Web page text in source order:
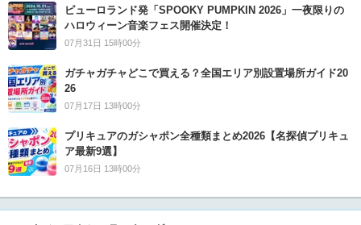
ピューロランド発「SPOOKY PUMPKIN 2026」一夜限りの
ハロウィーン音楽フェス開催決定！
07月31日 15時00分
ガチャガチャどこで買える？全国エリア別設置場所ガイド20
26
07月17日 13時00分
プリキュアのガシャポン全種類まとめ2026【名探偵プリキュ
ア最新9選】
07月16日 13時00分